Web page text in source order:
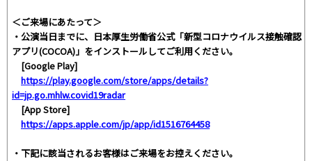
＜ご来場にあたって＞
・公演当日までに、日本厚生労働省公式「新型コロナウイルス接触確認
アプリ(COCOA)」をインストールしてご利用ください。
[Google Play]
https://play.google.com/store/apps/details?
id=jp.go.mhlw.covid19radar
[App Store]
https://apps.apple.com/jp/app/id1516764458
・下記に該当されるお客様はご来場をお控えください。